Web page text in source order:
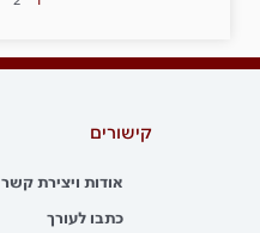
קישורים
אודות ויצירת קשר
כתבו לעורך